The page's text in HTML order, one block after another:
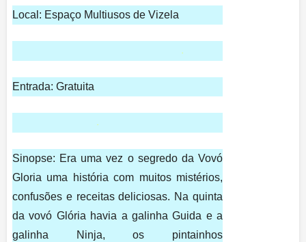
Local: Espaço Multiusos de Vizela
.
Entrada: Gratuita
.
Sinopse: Era uma vez o segredo da Vovó
Gloria uma história com muitos mistérios,
confusões e receitas deliciosas. Na quinta
da vovó Glória havia a galinha Guida e a
galinha Ninja, os pintainhos